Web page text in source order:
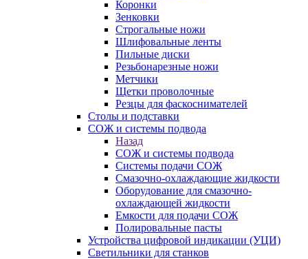
Коронки
Зенковки
Строгальные ножи
Шлифовальные ленты
Пильные диски
Резьбонарезные ножи
Метчики
Щетки проволочные
Резцы для фаскоснимателей
Столы и подставки
СОЖ и системы подвода
Назад
СОЖ и системы подвода
Системы подачи СОЖ
Смазочно-охлаждающие жидкости
Оборудование для смазочно-
охлаждающей жидкости
Емкости для подачи СОЖ
Полировальные пасты
Устройства цифровой индикации (УЦИ)
Светильники для станков